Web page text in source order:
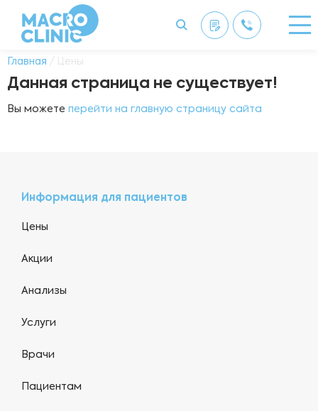
Главная / Цены
Данная страница не существует!
Вы можете перейти на главную страницу сайта
Информация для пациентов
Цены
Акции
Анализы
Услуги
Врачи
Пациентам